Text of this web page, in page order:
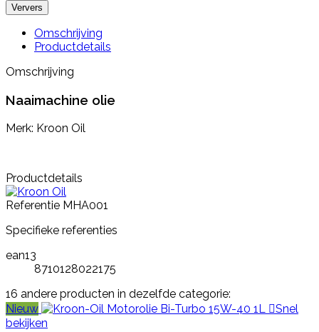
Omschrijving
Productdetails
Omschrijving
Naaimachine olie
Merk: Kroon Oil
Productdetails
Referentie MHA001
Specifieke referenties
ean13
8710128022175
16 andere producten in dezelfde categorie:
Nieuw
Snel
bekijken